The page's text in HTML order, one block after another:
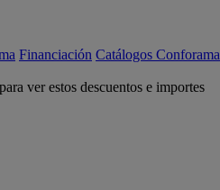
Financiación Catálogos Conforama
ver estos descuentos e importes